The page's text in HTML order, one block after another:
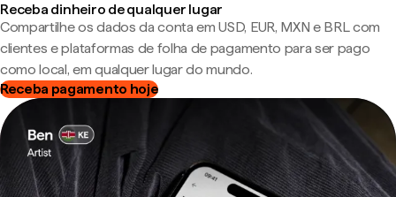
Receba dinheiro de qualquer lugar
Compartilhe os dados da conta em USD, EUR, MXN e BRL com
clientes e plataformas de folha de pagamento para ser pago
como local, em qualquer lugar do mundo.
Receba pagamento hoje